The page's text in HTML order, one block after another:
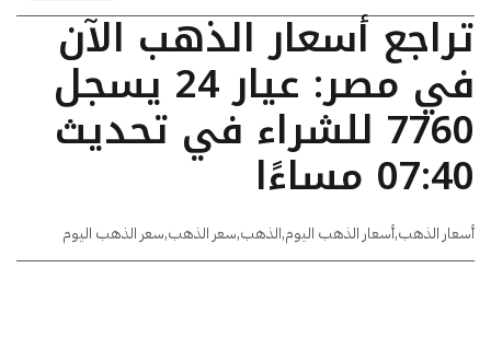
تراجع أسعار الذهب الآن
في مصر: عيار 24 يسجل
7760 للشراء في تحديث
07:40 مساءًا
أسعار الذهب,أسعار الذهب اليوم,الذهب,سعر الذهب,سعر الذهب اليوم